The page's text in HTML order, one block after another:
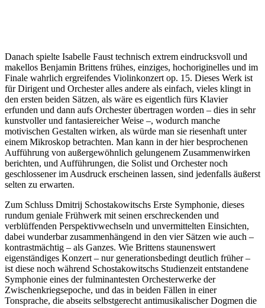
Danach spielte Isabelle Faust technisch extrem eindrucksvoll und
makellos Benjamin Brittens frühes, einziges, hochoriginelles und im
Finale wahrlich ergreifendes Violinkonzert op. 15. Dieses Werk ist
für Dirigent und Orchester alles andere als einfach, vieles klingt in
den ersten beiden Sätzen, als wäre es eigentlich fürs Klavier
erfunden und dann aufs Orchester übertragen worden – dies in sehr
kunstvoller und fantasiereicher Weise –, wodurch manche
motivischen Gestalten wirken, als würde man sie riesenhaft unter
einem Mikroskop betrachten. Man kann in der hier besprochenen
Aufführung von außergewöhnlich gelungenem Zusammenwirken
berichten, und Aufführungen, die Solist und Orchester noch
geschlossener im Ausdruck erscheinen lassen, sind jedenfalls äußerst
selten zu erwarten.
Zum Schluss Dmitrij Schostakowitschs Erste Symphonie, dieses
rundum geniale Frühwerk mit seinen erschreckenden und
verblüffenden Perspektivwechseln und unvermittelten Einsichten,
dabei wunderbar zusammenhängend in den vier Sätzen wie auch –
kontrastmächtig – als Ganzes. Wie Brittens staunenswert
eigenständiges Konzert – nur generationsbedingt deutlich früher –
ist diese noch während Schostakowitschs Studienzeit entstandene
Symphonie eines der fulminantesten Orchesterwerke der
Zwischenkriegsepoche, und das in beiden Fällen in einer
Tonsprache, die abseits selbstgerecht antimusikalischer Dogmen die